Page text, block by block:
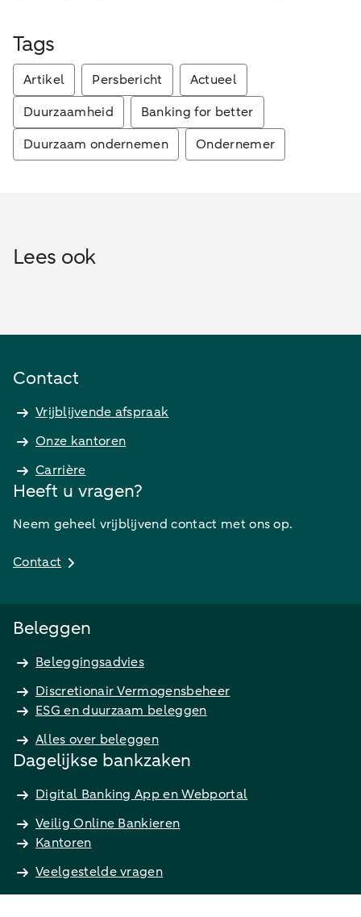
Tags
Artikel Persbericht
Actueel
Duurzaamheid
Banking for better
Duurzaam ondernemen
Ondernemer
Lees ook
Contact
Vrijblijvende afspraak
Onze kantoren
Carrière
Heeft u vragen?
Neem geheel vrijblijvend contact met ons op.
Contact
Beleggen
Beleggingsadvies
Discretionair Vermogensbeheer
ESG en duurzaam beleggen
Alles over beleggen
Dagelijkse bankzaken
Digital Banking App en Webportal
Veilig Online Bankieren
Kantoren
Veelgestelde vragen